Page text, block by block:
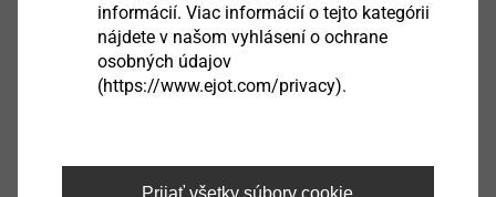
Angličtinainformácií. Viac informácií o tejto kategórii
nájdete v našom vyhlásení o ochrane
osobných údajov
(https://www.ejot.com/privacy).
Prijať všetky súbory cookie